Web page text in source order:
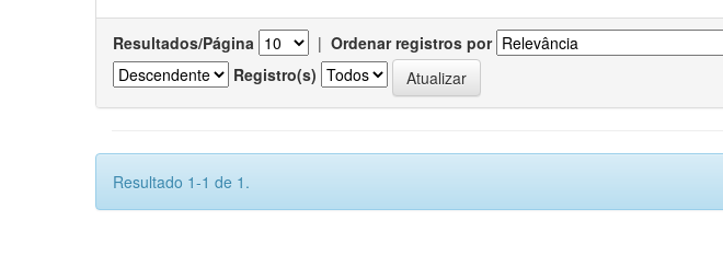
Resultados/Página | Ordenar registros por
Registro(s)
Resultado 1-1 de 1.